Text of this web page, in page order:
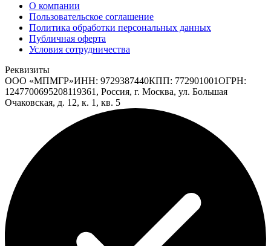
О компании
Пользовательское соглашение
Политика обработки персональных данных
Публичная оферта
Условия сотрудничества
Реквизиты
ООО «МПМГР»ИНН: 9729387440КПП: 772901001ОГРН:
1247700695208119361, Россия, г. Москва, ул. Большая
Очаковская, д. 12, к. 1, кв. 5